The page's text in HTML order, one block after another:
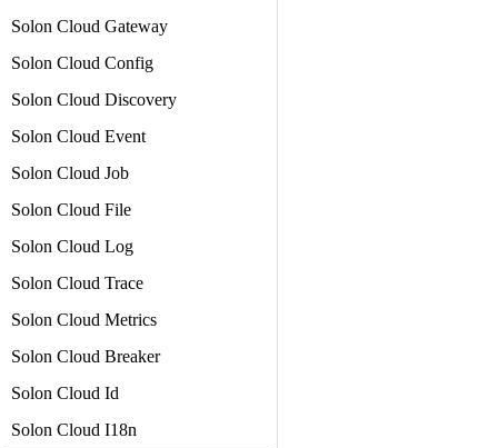
Solon Cloud Gateway
Solon Cloud Config
Solon Cloud Discovery
Solon Cloud Event
Solon Cloud Job
Solon Cloud File
Solon Cloud Log
Solon Cloud Trace
Solon Cloud Metrics
Solon Cloud Breaker
Solon Cloud Id
Solon Cloud I18n